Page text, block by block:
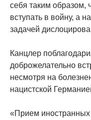
себя таким образом,
вступать в войну, а
задачей
Канцлер
доброжелательно
несмотря на
нацистской
«Прием